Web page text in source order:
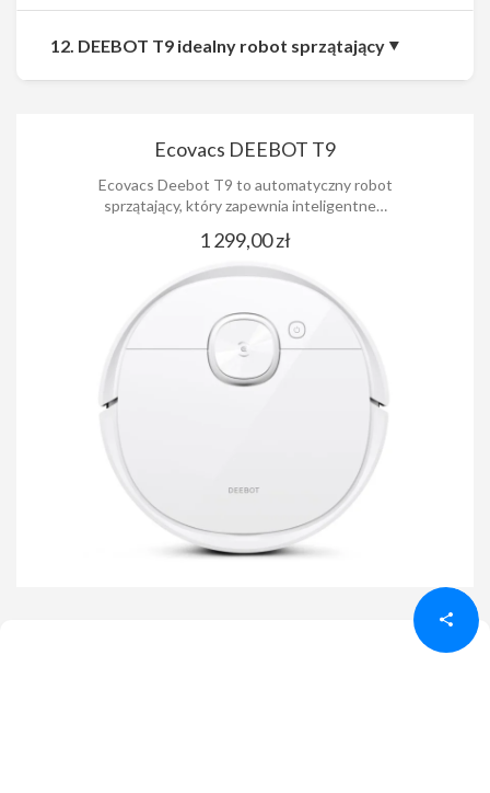
Udostępnij
12. DEEBOT T9 idealny robot sprzątający
Ecovacs DEEBOT T9
Ecovacs Deebot T9 to automatyczny robot
sprzątający, który zapewnia inteligentne…
1 299,00 zł